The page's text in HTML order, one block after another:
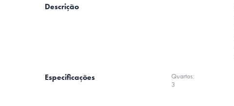
Descrição
Especificações
Quartos:
3